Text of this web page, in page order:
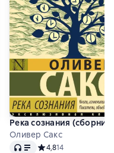
оценок
Река сознания (сборник)
Оливер Сакс
Audio Средний рейтинг 4,8
4,814